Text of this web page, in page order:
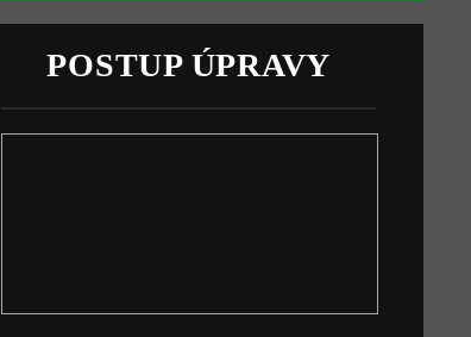
POSTUP ÚPRAVY